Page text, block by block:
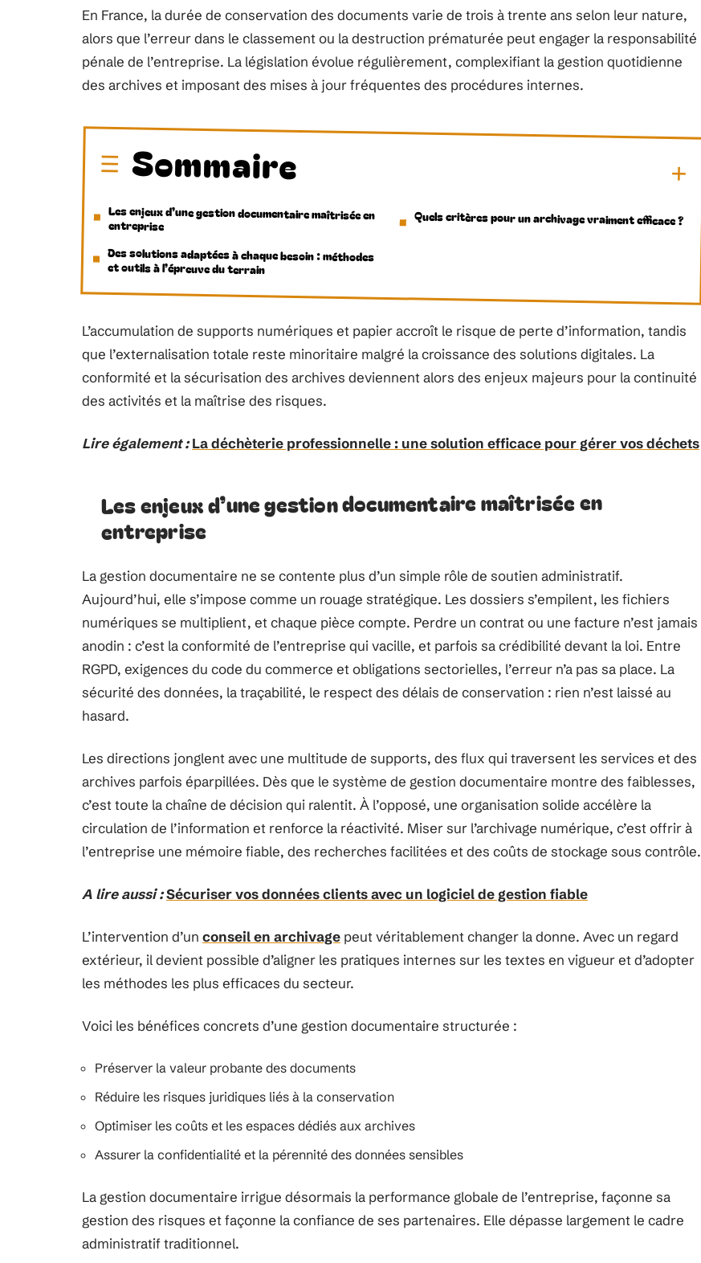
En France, la durée de conservation des documents varie de trois à trente ans selon leur nature,
alors que l’erreur dans le classement ou la destruction prématurée peut engager la responsabilité
pénale de l’entreprise. La législation évolue régulièrement, complexifiant la gestion quotidienne
des archives et imposant des mises à jour fréquentes des procédures internes.
Sommaire
Les enjeux d’une gestion documentaire maîtrisée en
entreprise Quels critères pour un archivage vraiment efficace ?
Des solutions adaptées à chaque besoin : méthodes
et outils à l’épreuve du terrain
L’accumulation de supports numériques et papier accroît le risque de perte d’information, tandis
que l’externalisation totale reste minoritaire malgré la croissance des solutions digitales. La
conformité et la sécurisation des archives deviennent alors des enjeux majeurs pour la continuité
des activités et la maîtrise des risques.
Lire également : La déchèterie professionnelle : une solution efficace pour gérer vos déchets
Les enjeux d’une gestion documentaire maîtrisée en
entreprise
La gestion documentaire ne se contente plus d’un simple rôle de soutien administratif.
Aujourd’hui, elle s’impose comme un rouage stratégique. Les dossiers s’empilent, les fichiers
numériques se multiplient, et chaque pièce compte. Perdre un contrat ou une facture n’est jamais
anodin : c’est la conformité de l’entreprise qui vacille, et parfois sa crédibilité devant la loi. Entre
RGPD, exigences du code du commerce et obligations sectorielles, l’erreur n’a pas sa place. La
sécurité des données, la traçabilité, le respect des délais de conservation : rien n’est laissé au
hasard.
Les directions jonglent avec une multitude de supports, des flux qui traversent les services et des
archives parfois éparpillées. Dès que le système de gestion documentaire montre des faiblesses,
c’est toute la chaîne de décision qui ralentit. À l’opposé, une organisation solide accélère la
circulation de l’information et renforce la réactivité. Miser sur l’archivage numérique, c’est offrir à
l’entreprise une mémoire fiable, des recherches facilitées et des coûts de stockage sous contrôle.
A lire aussi :Sécuriser vos données clients avec un logiciel de gestion fiable
L’intervention d’un conseil en archivage peut véritablement changer la donne. Avec un regard
extérieur, il devient possible d’aligner les pratiques internes sur les textes en vigueur et d’adopter
les méthodes les plus efficaces du secteur.
Voici les bénéfices concrets d’une gestion documentaire structurée :
Préserver la valeur probante des documents
Réduire les risques juridiques liés à la conservation
Optimiser les coûts et les espaces dédiés aux archives
Assurer la confidentialité et la pérennité des données sensibles
La gestion documentaire irrigue désormais la performance globale de l’entreprise, façonne sa
gestion des risques et façonne la confiance de ses partenaires. Elle dépasse largement le cadre
administratif traditionnel.